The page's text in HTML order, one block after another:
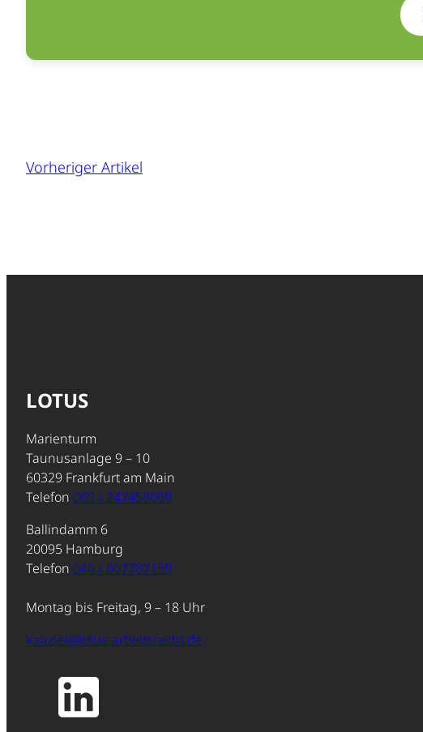
Vorheriger Artikel
LOTUS
Marienturm
Taunusanlage 9 – 10
60329 Frankfurt am Main
Telefon 069 / 247458060
Ballindamm 6
20095 Hamburg
Telefon 040 / 607787150
Montag bis Freitag, 9 – 18 Uhr
kanzlei@lotus-arbeitsrecht.de